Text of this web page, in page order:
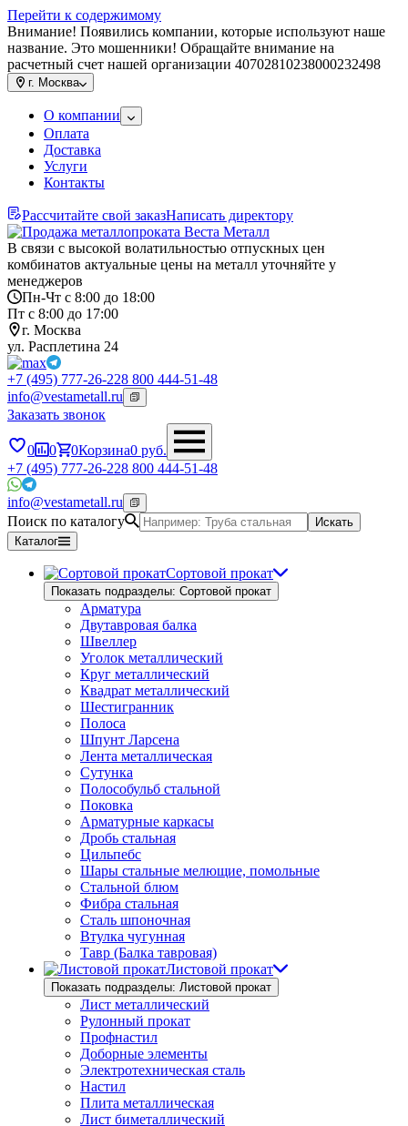
Перейти к содержимому
Внимание! Появились компании, которые используют наше
название. Это мошенники! Обращайте внимание на
расчетный счет нашей организации 40702810238000232498
г. Москва
О компании
Оплата
Доставка
Услуги
Контакты
Рассчитайте свой заказНаписать директору
В связи с высокой волатильностью отпускных цен
комбинатов актуальные цены на металл уточняйте у
менеджеров
Пн-Чт с 8:00 до 18:00
Пт с 8:00 до 17:00
г. Москва
ул. Расплетина 24
+7 (495) 777-26-228 800 444-51-48
info@vestametall.ru
Заказать звонок
0 0 0Корзина0 руб.
+7 (495) 777-26-228 800 444-51-48
info@vestametall.ru
Поиск по каталогу
Искать
Каталог
Сортовой прокат
Показать подразделы: Сортовой прокат
Арматура
Двутавровая балка
Швеллер
Уголок металлический
Круг металлический
Квадрат металлический
Шестигранник
Полоса
Шпунт Ларсена
Лента металлическая
Сутунка
Полособульб стальной
Поковка
Арматурные каркасы
Дробь стальная
Цильпебс
Шары стальные мелющие, помольные
Стальной блюм
Фибра стальная
Сталь шпоночная
Втулка чугунная
Тавр (Балка тавровая)
Листовой прокат
Показать подразделы: Листовой прокат
Лист металлический
Рулонный прокат
Профнастил
Доборные элементы
Электротехническая сталь
Настил
Плита металлическая
Лист биметаллический